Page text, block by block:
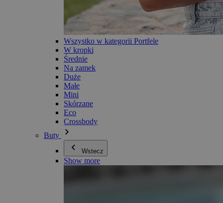
Wszystko w kategorii Portfele
W kropki
Średnie
Na zamek
Duże
Małe
Mini
Skórzane
Eco
Crossbody
Buty
Wstecz
Show more